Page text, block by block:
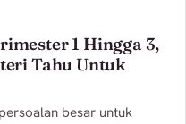
1 Hingga 3,
Tahu Untuk
besar untuk